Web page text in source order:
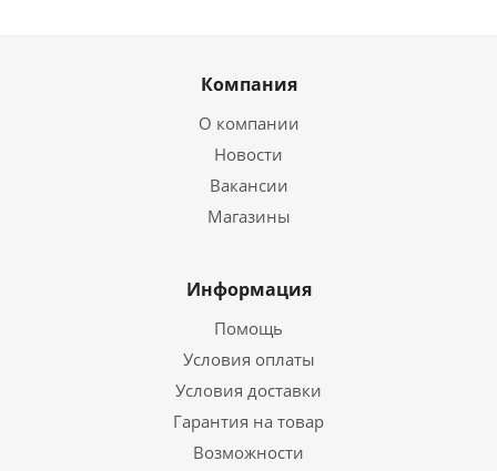
Компания
О компании
Новости
Вакансии
Магазины
Информация
Помощь
Условия оплаты
Условия доставки
Гарантия на товар
Возможности